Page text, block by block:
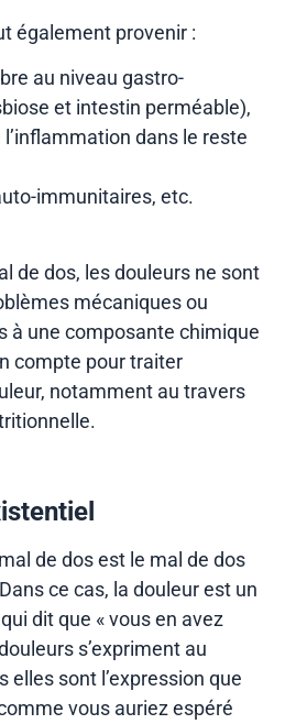
également provenir :
au niveau gastro-
et intestin perméable),
dans le reste
immunitaires, etc.
de dos, les douleurs ne sont
mécaniques ou
à une composante chimique
compte pour traiter
notamment au travers
de dos est le mal de dos
ce cas, la douleur est un
dit que « vous en avez
s’expriment au
elles sont l’expression que
vous auriez espéré